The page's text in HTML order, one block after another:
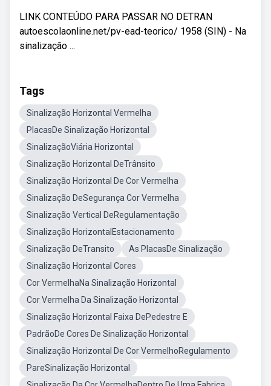
LINK CONTEÚDO PARA PASSAR NO DETRAN
autoescolaonline.net/pv-ead-teorico/ 1958 (SIN) - Na
sinalização ...
Tags
Sinalização Horizontal Vermelha
PlacasDe Sinalização Horizontal
SinalizaçãoViária Horizontal
Sinalização Horizontal DeTrânsito
Sinalização Horizontal De Cor Vermelha
Sinalização DeSegurança Cor Vermelha
Sinalização Vertical DeRegulamentação
Sinalização HorizontalEstacionamento
Sinalização DeTransito
As PlacasDe Sinalização
Sinalização Horizontal Cores
Cor VermelhaNa Sinalização Horizontal
Cor Vermelha Da Sinalização Horizontal
Sinalização Horizontal Faixa DePedestre E
PadrãoDe Cores De Sinalização Horizontal
Sinalização Horizontal De Cor VermelhoRegulamento
PareSinalização Horizontal